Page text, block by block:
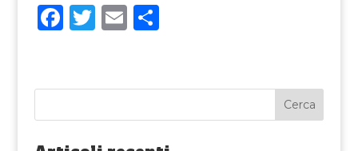
F
e
b
T
te
r
E
l
C
di
vi